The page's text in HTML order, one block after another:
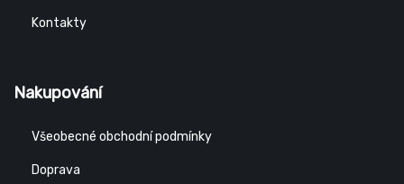
Kontakty
Nakupování
Všeobecné obchodní podmínky
Doprava